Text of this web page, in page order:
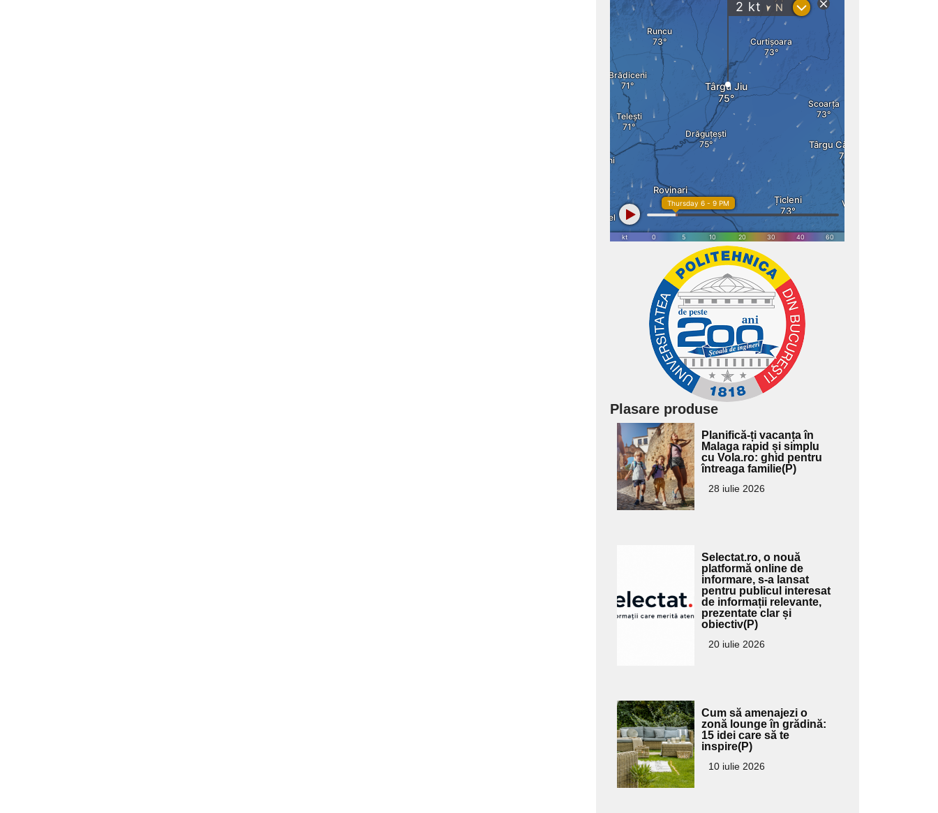
Plasare produse
Adaugă
aici textul
pentru
subtitlu
Planifică-ți vacanța în
Malaga rapid și simplu
cu Vola.ro: ghid pentru
întreaga familie(P)
28 iulie 2026
subtitlu
Selectat.ro, o nouă
platformă online de
informare, s-a lansat
pentru publicul interesat
de informații relevante,
prezentate clar și
obiectiv(P)
20 iulie 2026
Adaugă
aici textul
pentru
subtitlu
Cum să amenajezi o
zonă lounge în grădină:
15 idei care să te
inspire(P)
10 iulie 2026